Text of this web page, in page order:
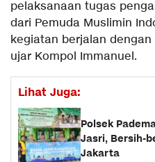
pelaksanaan tugas
dari Pemuda Muslimin
kegiatan berjalan
ujar Kompol Immanuel.
Lihat Juga:
Polsek
Jasri, Bersih-
Jakarta